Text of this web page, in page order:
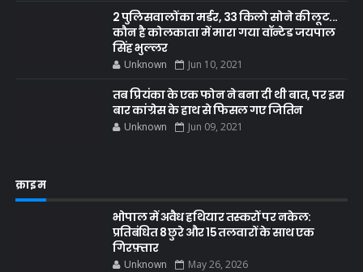
2 पुलिसवालों का मर्डर, 33 किलो सोने की लूट...
कौन है कोलकाता में मारा गया वॉन्टेड जयपाल
सिंह भुल्लर
Unknown Jun 10, 2021
तब प्रियंका के एक फोन ने बना दी थी बात, पर इस
बार कांग्रेस के हाथ से फिसल गए जितिन
Unknown Jun 09, 2021
क्राइम
भोपाल में अवैध हथियार तस्करों पर नकेल:
प्रतिबंधित 8 छुरे और 15 तलवारों के साथ एक
गिरफ़्तार
Unknown May 26, 2026